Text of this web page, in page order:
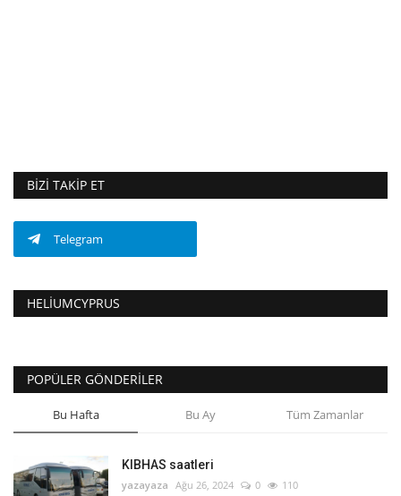
BIZI TAKIP ET
Telegram
HELIUMCYPRUS
POPÜLER GÖNDERILER
Bu Hafta Bu Ay Tüm Zamanlar
KIBHAS saatleri
yazayaza Ağu 26, 2024 0 110